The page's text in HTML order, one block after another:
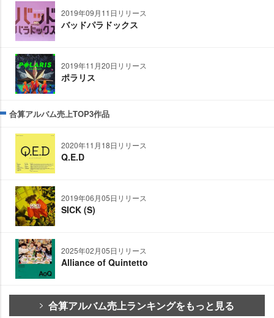
2019年09月11日リリース
バッドパラドックス
2019年11月20日リリース
ポラリス
合算アルバム売上TOP3作品
2020年11月18日リリース
Q.E.D
2019年06月05日リリース
SICK (S)
2025年02月05日リリース
Alliance of Quintetto
合算アルバム売上ランキングをもっと見る